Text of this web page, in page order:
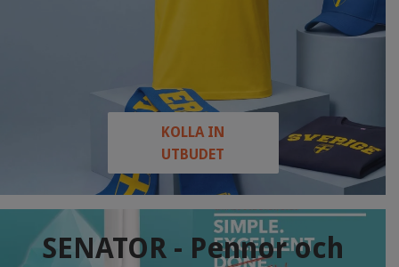
KOLLA IN
UTBUDET
SENATOR - Pennor och